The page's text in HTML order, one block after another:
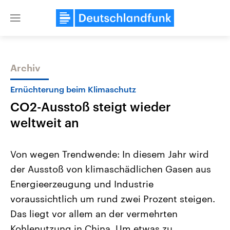
Close
Themen
Landtagswahl Sachsen-Anhalt
2026
Alle Informationen
Sachsen-Anhalt wählt am 6.
September 2026 einen neuen
Landtag. Seit 2021 wird das
Bundesland von einer Koalition aus
USA
Aktuelle Beiträge,
Hintergründe
Wirtschaftlich und
gehören die Vereinigten
den mächtigsten Ländern
mit großem Einfluss auf
Archiv
Ernüchterung beim Klimaschutz
CO2-Ausstoß steigt wieder
weltweit an
Von wegen Trendwende: In diesem Jahr wird
der Ausstoß von klimaschädlichen Gasen aus
Energieerzeugung und Industrie
voraussichtlich um rund zwei Prozent steigen.
Das liegt vor allem an der vermehrten